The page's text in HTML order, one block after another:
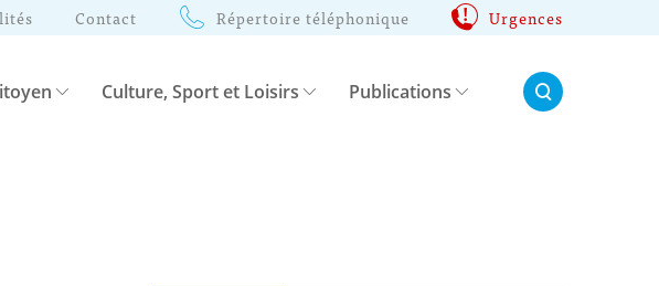
Contact Répertoire téléphonique Urgences
Culture, Sport et Loisirs Publications Rechercher: